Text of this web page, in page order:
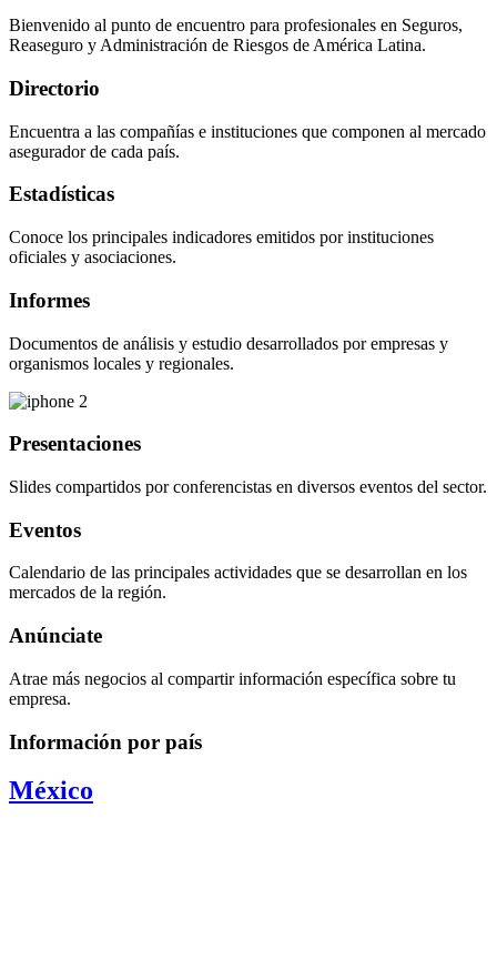
Bienvenido al punto de encuentro para profesionales en Seguros,
Reaseguro y Administración de Riesgos de América Latina.
Directorio
Encuentra a las compañías e instituciones que componen al mercado
asegurador de cada país.
Estadísticas
Conoce los principales indicadores emitidos por instituciones
oficiales y asociaciones.
Informes
Documentos de análisis y estudio desarrollados por empresas y
organismos locales y regionales.
Presentaciones
Slides compartidos por conferencistas en diversos eventos del sector.
Eventos
Calendario de las principales actividades que se desarrollan en los
mercados de la región.
Anúnciate
Atrae más negocios al compartir información específica sobre tu
empresa.
Información por país
México